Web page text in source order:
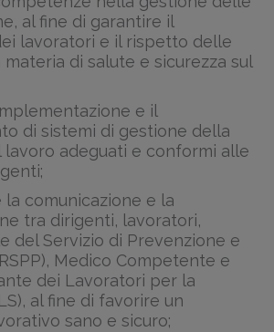
al fine di garantire il
lavoratori e il rispetto delle
di salute e sicurezza sul
e il
di sistemi di gestione della
lavoro adeguati e conformi alle
la comunicazione e la
tra dirigenti, lavoratori,
del Servizio di Prevenzione e
Medico Competente e
dei Lavoratori per la
al fine di favorire un
sano e sicuro;